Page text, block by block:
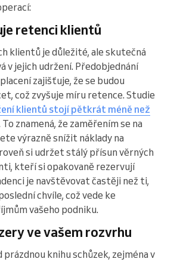
retenci klientů
klientů je důležité, ale skutečná
v jejich udržení. Předobjednání
zajišťuje, že se budou
což zvyšuje míru retence. Studie
klientů stojí pětkrát méně než
To znamená, že zaměřením se na
výrazně snížit náklady na
si udržet stálý přísun věrných
kteří si opakovaně rezervují
je navštěvovat častěji než ti,
chvíle, což vede ke
vašeho podniku.
ve vašem rozvrhu
prázdnou knihu schůzek, zejména v